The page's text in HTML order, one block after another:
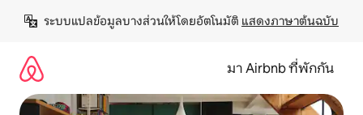
เนื้อหา
ระบบแปลข้อมูลบางส่วนให้โดยอัตโนมัติ แสดงภาษาต้นฉบับ
มา Airbnb ที่พักกัน